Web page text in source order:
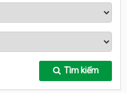
Tìm kiếm